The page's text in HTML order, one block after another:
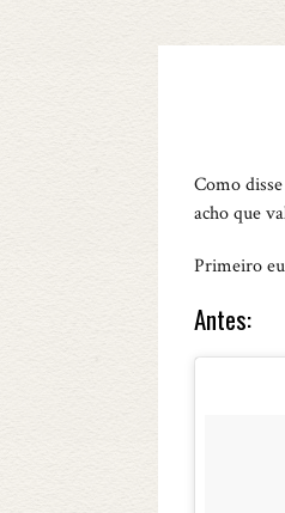
Como disse
acho que
Primeiro
Antes: